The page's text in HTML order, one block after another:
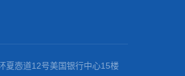
夏悫道12号美国银行中心15楼